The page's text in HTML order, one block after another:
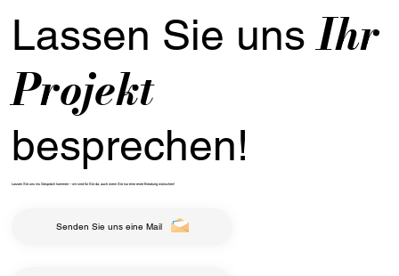
Lassen Sie uns Ihr
Projekt
besprechen!
Lassen Sie uns ins Gespräch kommen – wir sind für Sie da, auch wenn Sie nur eine erste Beratung wünschen!
Senden Sie uns eine Mail